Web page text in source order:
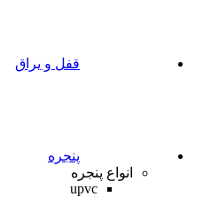
قفل و یراق
پنجره
انواع پنجره
upvc